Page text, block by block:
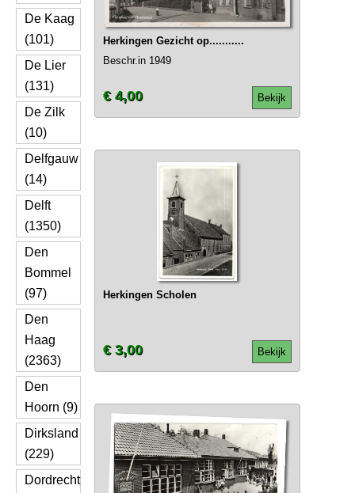
De Kaag
(101)
De Lier
(131)
De Zilk
(10)
Delfgauw
(14)
Delft
(1350)
Den
Bommel
(97)
Den
Haag
(2363)
Den
Hoorn (9)
Dirksland
(229)
Dordrecht
Herkingen Gezicht op...........
Beschr.in 1949
Bekijk
€ 4,00
Herkingen Scholen
Bekijk
€ 3,00